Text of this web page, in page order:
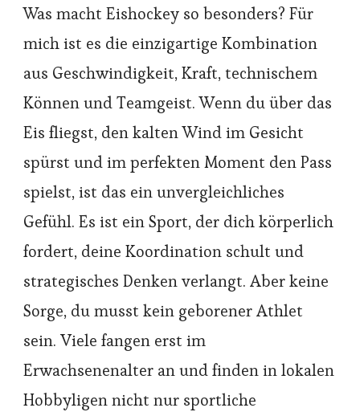
Was macht Eishockey so besonders? Für
mich ist es die einzigartige Kombination
aus Geschwindigkeit, Kraft, technischem
Können und Teamgeist. Wenn du über das
Eis fliegst, den kalten Wind im Gesicht
spürst und im perfekten Moment den Pass
spielst, ist das ein unvergleichliches
Gefühl. Es ist ein Sport, der dich körperlich
fordert, deine Koordination schult und
strategisches Denken verlangt. Aber keine
Sorge, du musst kein geborener Athlet
sein. Viele fangen erst im
Erwachsenenalter an und finden in lokalen
Hobbyligen nicht nur sportliche